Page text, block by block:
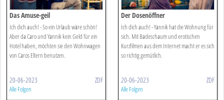
Das Amuse-geil
Ich dich auch! - So ein Urlaub wäre schön!
Aber da Caro und Yannik kein Geld für ein
Hotel haben, möchten sie den Wohnwagen
von Caros Eltern benutzen.
20-06-2023 ZDF
Alle Folgen
Der Dosenöffner
Ich dich auch! - Yannik hat die Wohnung für
sich. Mit Badeschaum und erotischen
Kurzfilmen aus dem Internet macht er es sich
so richtig gemütlich.
20-06-2023 ZDF
Alle Folgen